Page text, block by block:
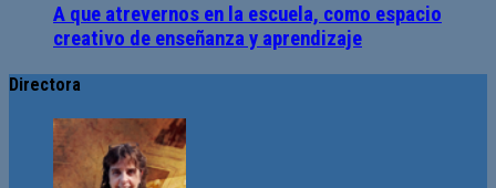
A que atrevernos en la escuela, como espacio
creativo de enseñanza y aprendizaje
Directora